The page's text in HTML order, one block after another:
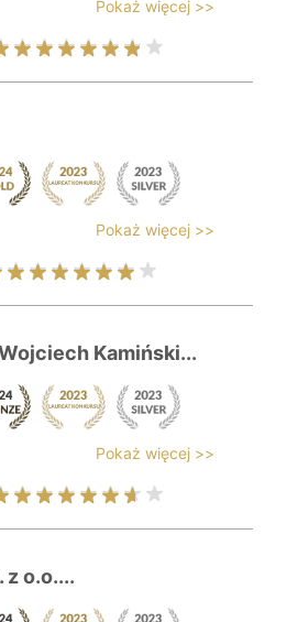
Pokaż więcej >>
Pokaż więcej >>
Kamiński...
Pokaż więcej >>
z o.o....